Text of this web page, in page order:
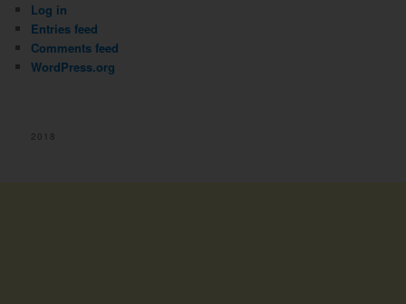
Log in
Entries feed
Comments feed
WordPress.org
2018